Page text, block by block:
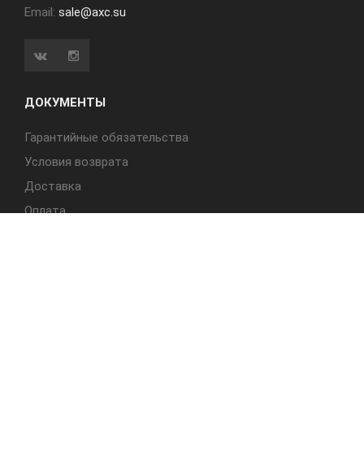
Email: sale@axc.su
ДОКУМЕНТЫ
Гарантийные обязательства
Условия возврата
Доставка
Оплата